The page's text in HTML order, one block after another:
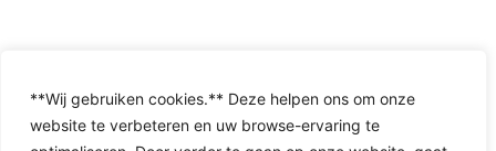
**Wij gebruiken cookies.** Deze helpen ons om onze
website te verbeteren en uw browse-ervaring te